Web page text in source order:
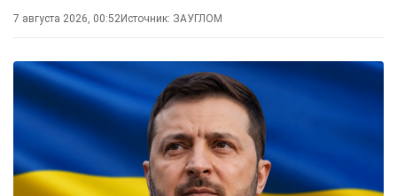
7 августа 2026, 00:52Источник: ЗАУГЛОМ